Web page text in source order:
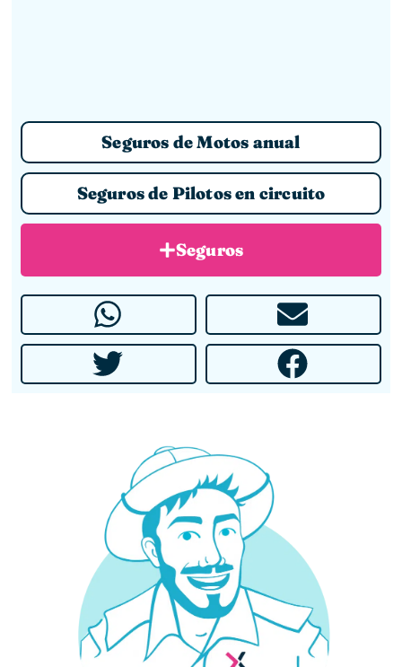
Seguros de Motos anual
Seguros de Pilotos en circuito
Seguros